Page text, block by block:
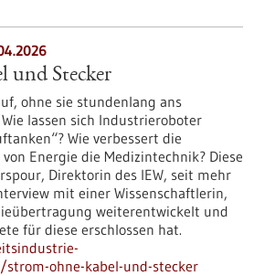
und Stecker
ohne sie stundenlang ans
lassen sich Industrieroboter
Wie verbessert die
Energie die Medizintechnik? Diese
Direktorin des IEW, seit mehr
mit einer Wissenschaftlerin,
weiterentwickelt und
für diese erschlossen hat.
ohne-kabel-und-stecker